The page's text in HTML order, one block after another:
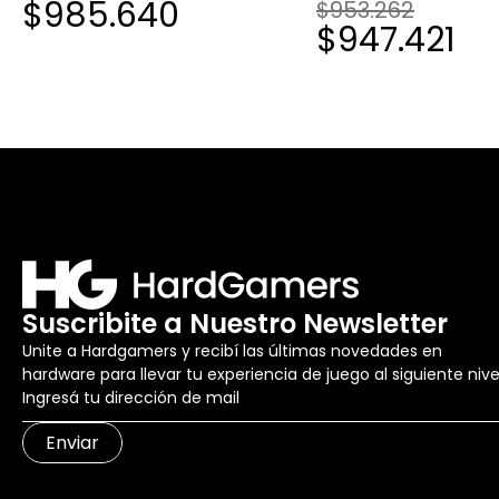
$985.640 $953.262
$947.421
Suscribite a Nuestro Newsletter
Unite a Hardgamers y recibí las últimas novedades en
hardware para llevar tu experiencia de juego al siguiente
Enviar